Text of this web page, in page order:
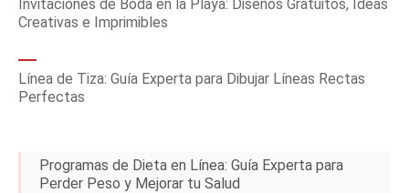
Invitaciones de Boda en la Playa: Diseños Gratuitos, Ideas
Creativas e Imprimibles
Línea de Tiza: Guía Experta para Dibujar Líneas Rectas
Perfectas
Programas de Dieta en Línea: Guía Experta para
Perder Peso y Mejorar tu Salud